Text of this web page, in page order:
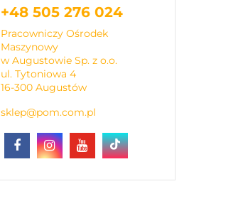
+48 505 276 024
Pracowniczy Ośrodek
Maszynowy
w Augustowie Sp. z o.o.
ul. Tytoniowa 4
16-300 Augustów
sklep@pom.com.pl